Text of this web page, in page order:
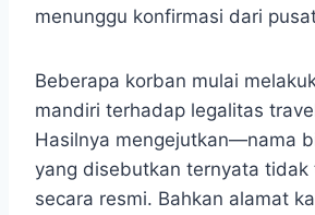
menunggu konfirmasi dari
Beberapa korban mulai
mandiri terhadap legalitas
Hasilnya mengejutkan—nama
yang disebutkan ternyata
secara resmi. Bahkan alamat